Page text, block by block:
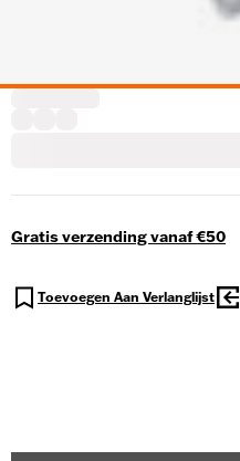
Gratis verzending vanaf €50
Toevoegen Aan Verlanglijst